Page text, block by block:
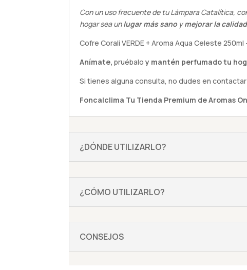
Con un uso frecuente de tu Lámpara Catalítica,
hogar sea unlugar más sano ymejorar la
Cofre Corali VERDE + Aroma Aqua Celeste
Anímate,pruébalo y mantén perfumado tu
Si tienes algunaconsulta, no dudes en
Foncalclima Tu Tienda Premium de Aromas
¿DÓNDE UTILIZARLO?
¿CÓMO UTILIZARLO?
CONSEJOS